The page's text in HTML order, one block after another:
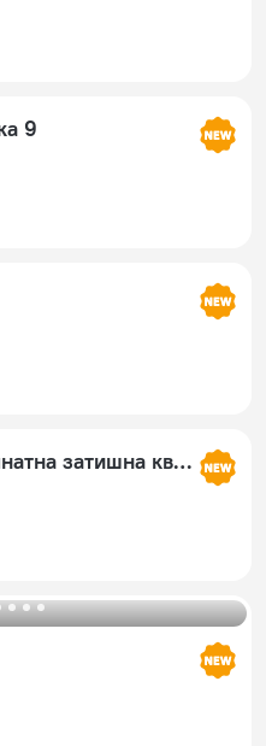
9
В центрі м.Чернівці 2 кімнатна затишна квартира.